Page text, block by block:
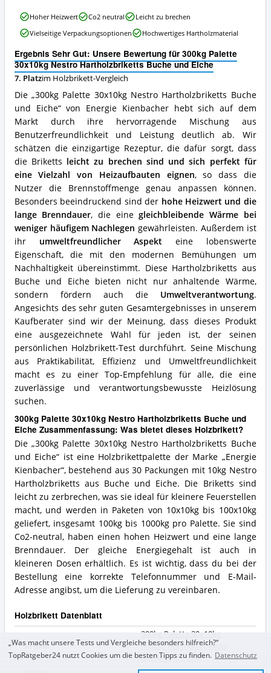
dieses
Holzbrikett
erhältlich?
Ergebnis Sehr Gut: Unsere Bewertung für 300kg Palette
30x10kg Nestro Hartholzbriketts Buche und Eiche
7. Platzim Holzbrikett-Vergleich
Die „300kg Palette 30x10kg Nestro Hartholzbriketts Buche
und Eiche“ von Energie Kienbacher hebt sich auf dem
Markt durch ihre hervorragende Mischung aus
Benutzerfreundlichkeit und Leistung deutlich ab. Wir
schätzen die einzigartige Rezeptur, die dafür sorgt, dass
die Briketts leicht zu brechen sind und sich perfekt für
eine Vielzahl von Heizaufbauten eignen, so dass die
Nutzer die Brennstoffmenge genau anpassen können.
Besonders beeindruckend sind der hohe Heizwert und die
lange Brenndauer, die einegleichbleibende Wärme bei
weniger häufigem Nachlegen gewährleisten. Außerdem ist
ihr umweltfreundlicher Aspekt eine lobenswerte
Eigenschaft, die mit den modernen Bemühungen um
Nachhaltigkeit übereinstimmt. Diese Hartholzbriketts aus
Buche und Eiche bieten nicht nur anhaltende Wärme,
sondern fördern auch die Umweltverantwortung.
Angesichts des sehr guten Gesamtergebnisses in unserem
Kaufberater sind wir der Meinung, dass dieses Produkt
eine ausgezeichnete Wahl für jeden ist, der seinen
persönlichen Holzbrikett-Test durchführt. Seine Mischung
aus Praktikabilität, Effizienz und Umweltfreundlichkeit
macht es zu einer Top-Empfehlung für alle, die eine
zuverlässige und verantwortungsbewusste Heizlösung
suchen.
300kg Palette 30x10kg Nestro Hartholzbriketts Buche und
Eiche Zusammenfassung: Was bietet dieses Holzbrikett?
Die „300kg Palette 30x10kg Nestro Hartholzbriketts Buche
und Eiche“ ist eine Holzbrikettpalette der Marke „Energie
Kienbacher“, bestehend aus 30 Packungen mit 10kg Nestro
Hartholzbriketts aus Buche und Eiche. Die Briketts sind
leicht zu zerbrechen, was sie ideal für kleinere Feuerstellen
macht, und werden in Paketen von 10x10kg bis 100x10kg
geliefert, insgesamt 100kg bis 1000kg pro Palette. Sie sind
Co2-neutral, haben einen hohen Heizwert und eine lange
Brenndauer. Der gleiche Energiegehalt ist auch in
kleineren Dosen erhältlich. Es ist wichtig, dass du bei der
Bestellung eine korrekte Telefonnummer und E-Mail-
Adresse angibst, um die Lieferung zu vereinbaren.
Holzbrikett Datenblatt
Artikel
300kg Palette 30x10kg
Nestro Hartholzbriketts
Buche und Eiche
300kg
Palette
30x10kg
Hartholzbriketts
Buche
und
Eiche
Vorteile:
Was
spricht
für
dieses
Holzbrikett?
Hoher Heizwert Co2 neutral
Leicht zu brechen
Vielseitige Verpackungsoptionen
Hochwertiges Hartholzmaterial
„Was macht unsere Tests und Vergleiche besonders hilfreich?“
TopRatgeber24 nutzt Cookies um die besten Tipps zu finden. Datenschutz